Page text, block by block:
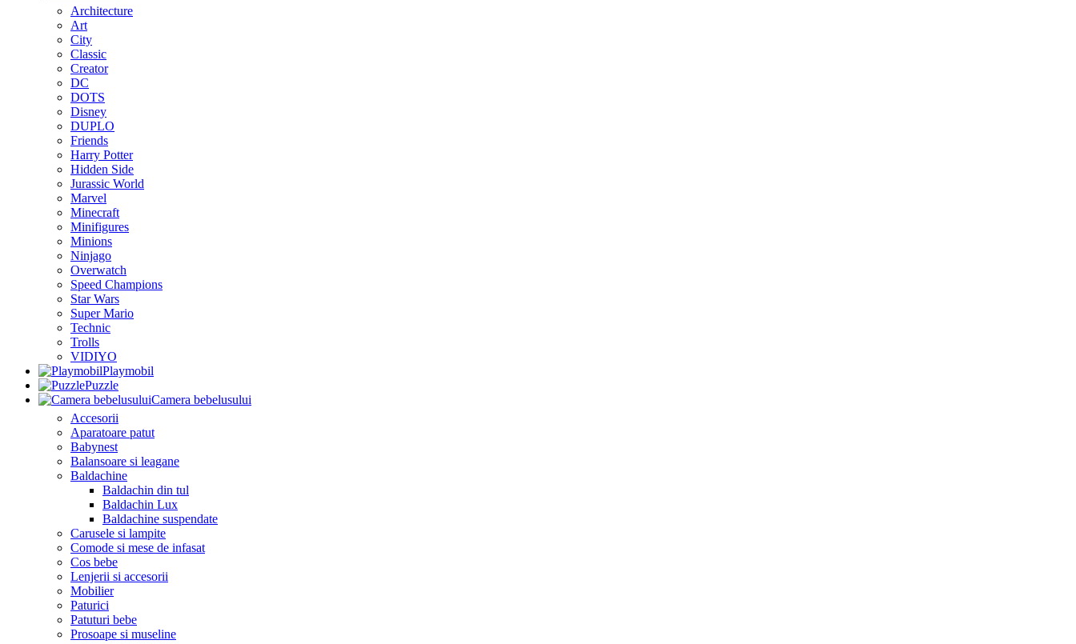
Architecture
Art
City
Classic
Creator
DC
DOTS
Disney
DUPLO
Friends
Harry Potter
Hidden Side
Jurassic World
Marvel
Minecraft
Minifigures
Minions
Ninjago
Overwatch
Speed Champions
Star Wars
Super Mario
Technic
Trolls
VIDIYO
Playmobil
Puzzle
Camera bebelusului
Accesorii
Aparatoare patut
Babynest
Balansoare si leagane
Baldachine
Baldachin din tul
Baldachin Lux
Baldachine suspendate
Carusele si lampite
Comode si mese de infasat
Cos bebe
Lenjerii si accesorii
Mobilier
Paturici
Patuturi bebe
Prosoape si museline